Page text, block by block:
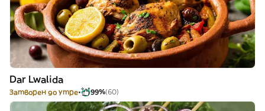
Dar Lwalida
Затворен до утре 99%(60)